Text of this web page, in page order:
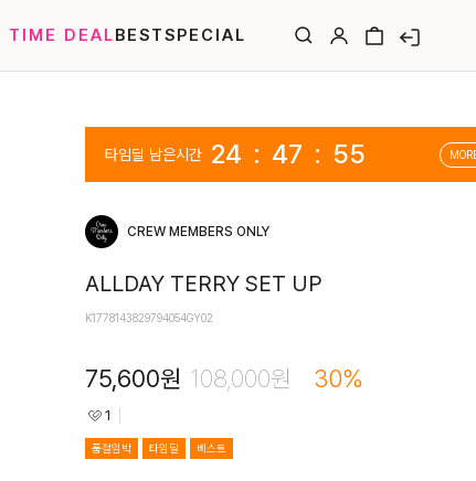
TIME DEALBESTSPECIAL
타임딜 24 : 47 : 54
CREW MEMBERS ONLY
ALLDAY TERRY SET UP
K1778143829794054GY02
75,600원 108,000원 30%
1
품절임박 타임딜 베스트